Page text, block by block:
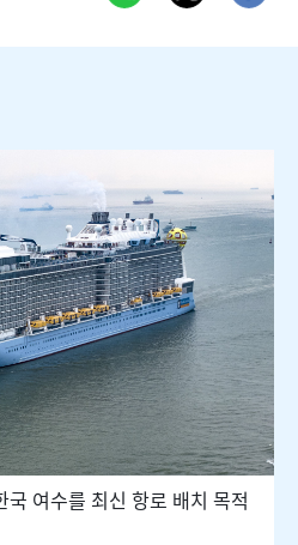
국 여수를 최신 항로 배치 목적